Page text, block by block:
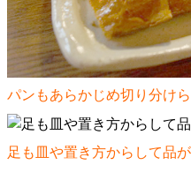
パンもあらかじめ切り分けら
足も皿や置き方からして品